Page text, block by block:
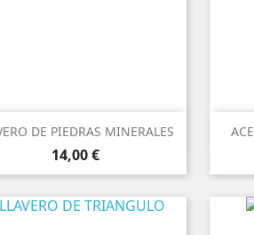
DE PIEDRAS MINERALES
Precio
14,00 €
 Vista rápida
Amarillo
Morado
agua